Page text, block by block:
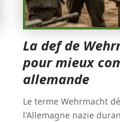
La def de
pour mieux
allemande
Le terme Wehrmacht
l'Allemagne nazie